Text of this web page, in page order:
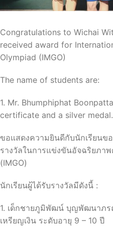
Congratulations to Wichai
received award for
Olympiad (IMGO)
The name of students are:
1. Mr. Bhumphiphat
certificate and a silver
ขอแสดงความยินดีกับนักเรียนข
รางวัลในการแข่งขันอัจฉริยภ
(IMGO)
นักเรียนผู้ได้รับรางวัลมีดังนี้ :
1. เด็กชายภูมิพัฒน์ บุญพัฒนาภร
เหรียญเงิน ระดับอายุ 9 – 10 ปี